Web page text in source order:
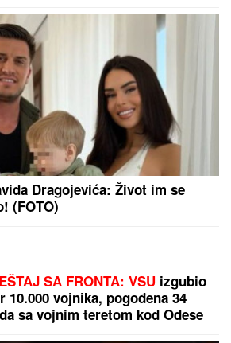
Dragojevića: Život im se
(FOTO)
SA FRONTA: VSU izgubio
10.000 vojnika, pogođena 34
sa vojnim teretom kod Odese